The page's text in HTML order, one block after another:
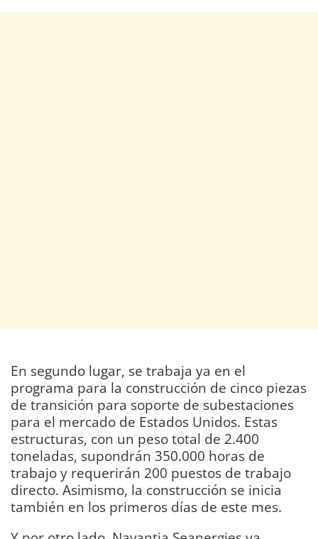
En segundo lugar, se trabaja ya en el
programa para la construcción de cinco piezas
de transición para soporte de subestaciones
para el mercado de Estados Unidos. Estas
estructuras, con un peso total de 2.400
toneladas, supondrán 350.000 horas de
trabajo y requerirán 200 puestos de trabajo
directo. Asimismo, la construcción se inicia
también en los primeros días de este mes.